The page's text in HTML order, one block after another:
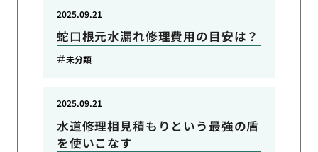
蛇口根元水漏れ修理費用の目安は？
2025.09.21
未分類
水道修理相見積もりという最強の盾
を使いこなす
2025.09.21